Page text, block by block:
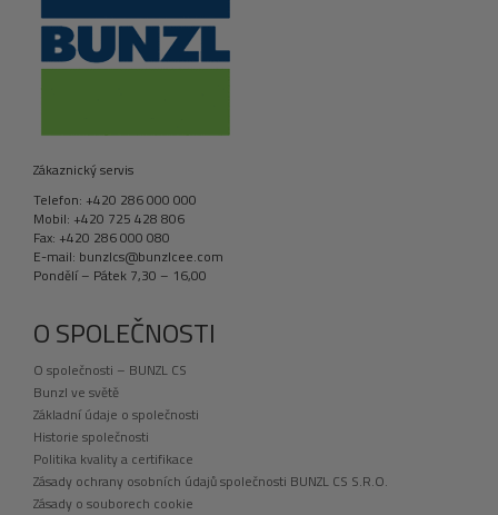
Zákaznický servis
Telefon: +420 286 000 000
Mobil: +420 725 428 806
Fax: +420 286 000 080
E-mail: bunzlcs@bunzlcee.com
Pondělí – Pátek 7,30 – 16,00
O SPOLEČNOSTI
O společnosti – BUNZL CS
Bunzl ve světě
Základní údaje o společnosti
Historie společnosti
Politika kvality a certifikace
Zásady ochrany osobních údajů společnosti BUNZL CS S.R.O.
Zásady o souborech cookie